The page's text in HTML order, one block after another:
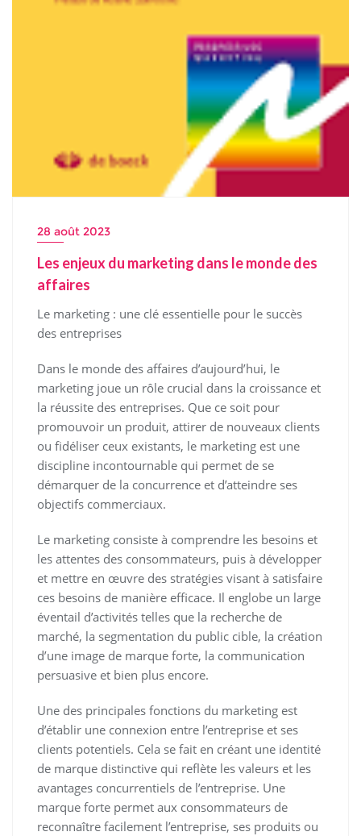
28 août 2023
Les enjeux du marketing dans le monde des
affaires
Le marketing : une clé essentielle pour le succès
des entreprises
Dans le monde des affaires d’aujourd’hui, le
marketing joue un rôle crucial dans la croissance et
la réussite des entreprises. Que ce soit pour
promouvoir un produit, attirer de nouveaux clients
ou fidéliser ceux existants, le marketing est une
discipline incontournable qui permet de se
démarquer de la concurrence et d’atteindre ses
objectifs commerciaux.
Le marketing consiste à comprendre les besoins et
les attentes des consommateurs, puis à développer
et mettre en œuvre des stratégies visant à satisfaire
ces besoins de manière efficace. Il englobe un large
éventail d’activités telles que la recherche de
marché, la segmentation du public cible, la création
d’une image de marque forte, la communication
persuasive et bien plus encore.
Une des principales fonctions du marketing est
d’établir une connexion entre l’entreprise et ses
clients potentiels. Cela se fait en créant une identité
de marque distinctive qui reflète les valeurs et les
avantages concurrentiels de l’entreprise. Une
marque forte permet aux consommateurs de
reconnaître facilement l’entreprise, ses produits ou